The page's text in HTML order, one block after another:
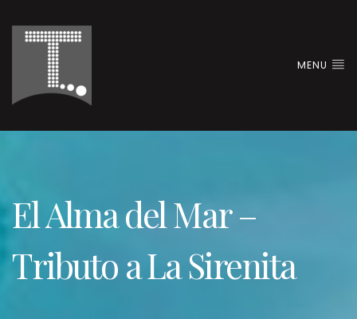
MENU
El Alma del Mar –
Tributo a La Sirenita